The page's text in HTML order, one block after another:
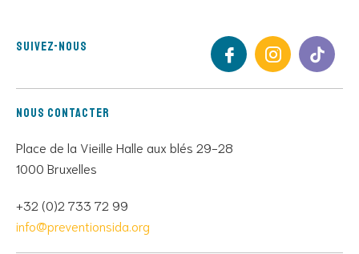
Suivez-nous
Nous contacter
Place de la Vieille Halle aux blés 29-28
1000 Bruxelles
+32 (0)2 733 72 99
info@preventionsida.org